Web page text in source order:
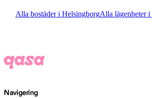
Alla bostäder i HelsingborgAlla lägenheter
Navigering